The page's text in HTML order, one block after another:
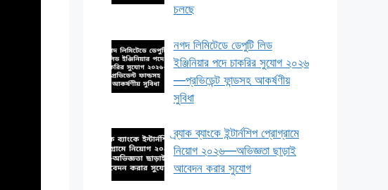
চলছে
নগদ লিমিটেডে ডেপুটি লিড
ইঞ্জিনিয়ার পদে চাকরির সুযোগ ২০২৬
—প্রভিডেন্ট ফান্ডসহ আকর্ষণীয়
সুবিধা
ব্র্যাক ব্যাংকে ইন্টার্নশিপ প্রোগ্রামে
নিয়োগ ২০২৬—অভিজ্ঞতা ছাড়াই
আবেদন করার সুযোগ